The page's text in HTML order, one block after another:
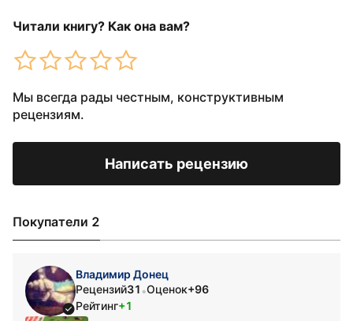
Читали книгу? Как она вам?
Мы всегда рады честным, конструктивным
рецензиям.
Написать рецензию
Покупатели 2
Владимир Донец
Рецензий31 •Оценок+96
Рейтинг+1